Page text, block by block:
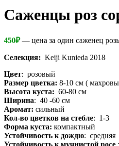
Cаженцы роз
450₽— цена за один саженец
Селекция: Keiji Kunieda 2018
Цвет: розовый
Размер цветка: 8-10 см (
Высота куста: 60-80 см
Ширина: 40 -60 см
Аромат: сильный
Кол-во цветков на стебле: 1-3
Форма куста: компактный
Устойчивость к дождю: средняя
Устойчивость к мучнистой росе